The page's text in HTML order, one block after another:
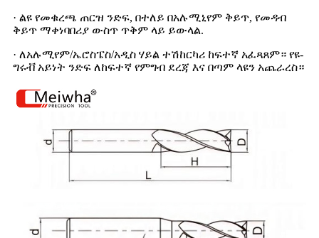
· ልዩ የመቁረጫ ጠርዝ ንድፍ, በተለይ በአሉሚኒየም ቅይጥ, የመዳብ
ቅይጥ ማቀነባበሪያ ውስጥ ጥቅም ላይ ይውላል.
· ለአሉሚየም/ኤሮስፔስ/አዲስ ሃይል ተሽከርካሪ ከፍተኛ አፈጻጸም። የዩ-
ግሩቭ አይነት ንድፍ ለከፍተኛ የምግብ ደረጃ እና በጣም ላዩን አጨራረስ።